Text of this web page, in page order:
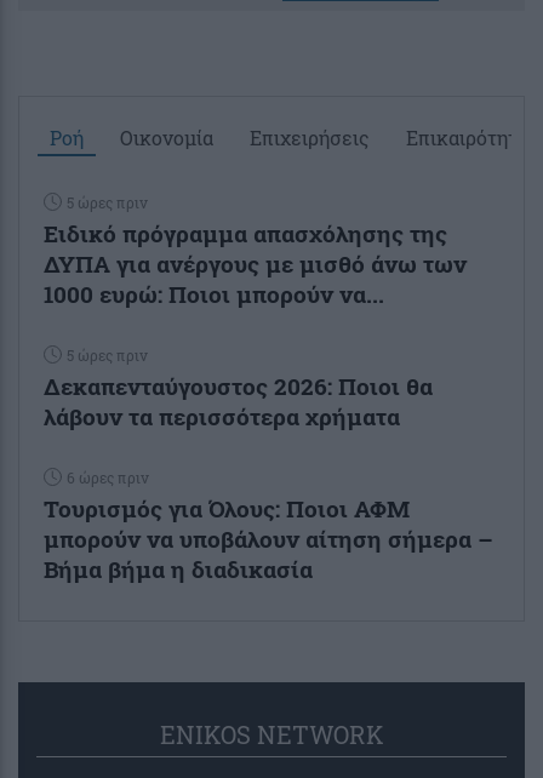
Ροή Οικονομία Επιχειρήσεις Επικαιρότητα
5 ώρες πριν
Ειδικό πρόγραμμα απασχόλησης της
ΔΥΠΑ για ανέργους με μισθό άνω των
1000 ευρώ: Ποιοι μπορούν να...
5 ώρες πριν
Δεκαπενταύγουστος 2026: Ποιοι θα
λάβουν τα περισσότερα χρήματα
6 ώρες πριν
Τουρισμός για Όλους: Ποιοι ΑΦΜ
μπορούν να υποβάλουν αίτηση σήμερα –
Βήμα βήμα η διαδικασία
ENIKOS NETWORK